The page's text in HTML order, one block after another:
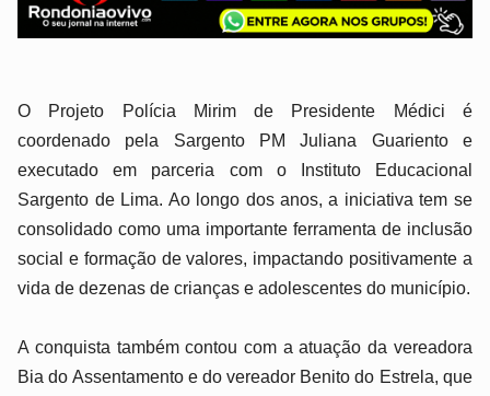
O Projeto Polícia Mirim de Presidente Médici é
coordenado pela Sargento PM Juliana Guariento e
executado em parceria com o Instituto Educacional
Sargento de Lima. Ao longo dos anos, a iniciativa tem se
consolidado como uma importante ferramenta de inclusão
social e formação de valores, impactando positivamente a
vida de dezenas de crianças e adolescentes do município.
A conquista também contou com a atuação da vereadora
Bia do Assentamento e do vereador Benito do Estrela, que